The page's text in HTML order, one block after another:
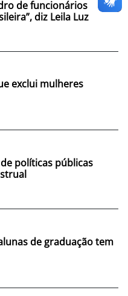
de funcionários
diz Leila Luz
exclui mulheres
políticas públicas
de graduação tem